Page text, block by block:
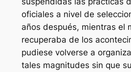
oficiales a nivel de
años después, mientras el
recuperaba de los
pudiese volverse a
tales magnitudes sin que